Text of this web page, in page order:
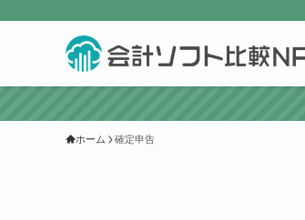
ホーム 確定申告